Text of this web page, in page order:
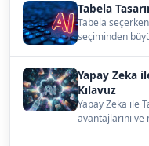
Tabela
Tabela
seçiminden
Yapay Zeka
Kılavuz
Yapay Zeka ile
avantajlarını